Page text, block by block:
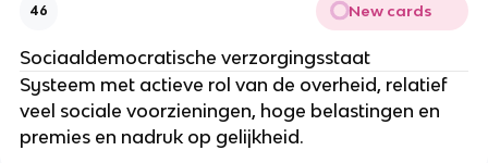
46 New cards
Sociaaldemocratische verzorgingsstaat
Systeem met actieve rol van de overheid, relatief
veel sociale voorzieningen, hoge belastingen en
premies en nadruk op gelijkheid.